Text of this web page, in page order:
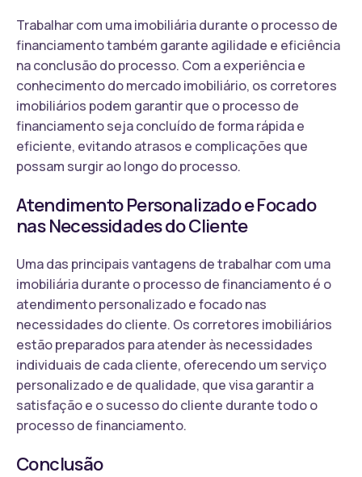
Trabalhar com uma imobiliária durante o processo de
financiamento também garante agilidade e eficiência
na conclusão do processo. Com a experiência e
conhecimento do mercado imobiliário, os corretores
imobiliários podem garantir que o processo de
financiamento seja concluído de forma rápida e
eficiente, evitando atrasos e complicações que
possam surgir ao longo do processo.
Atendimento Personalizado e Focado
nas Necessidades do Cliente
Uma das principais vantagens de trabalhar com uma
imobiliária durante o processo de financiamento é o
atendimento personalizado e focado nas
necessidades do cliente. Os corretores imobiliários
estão preparados para atender às necessidades
individuais de cada cliente, oferecendo um serviço
personalizado e de qualidade, que visa garantir a
satisfação e o sucesso do cliente durante todo o
processo de financiamento.
Conclusão